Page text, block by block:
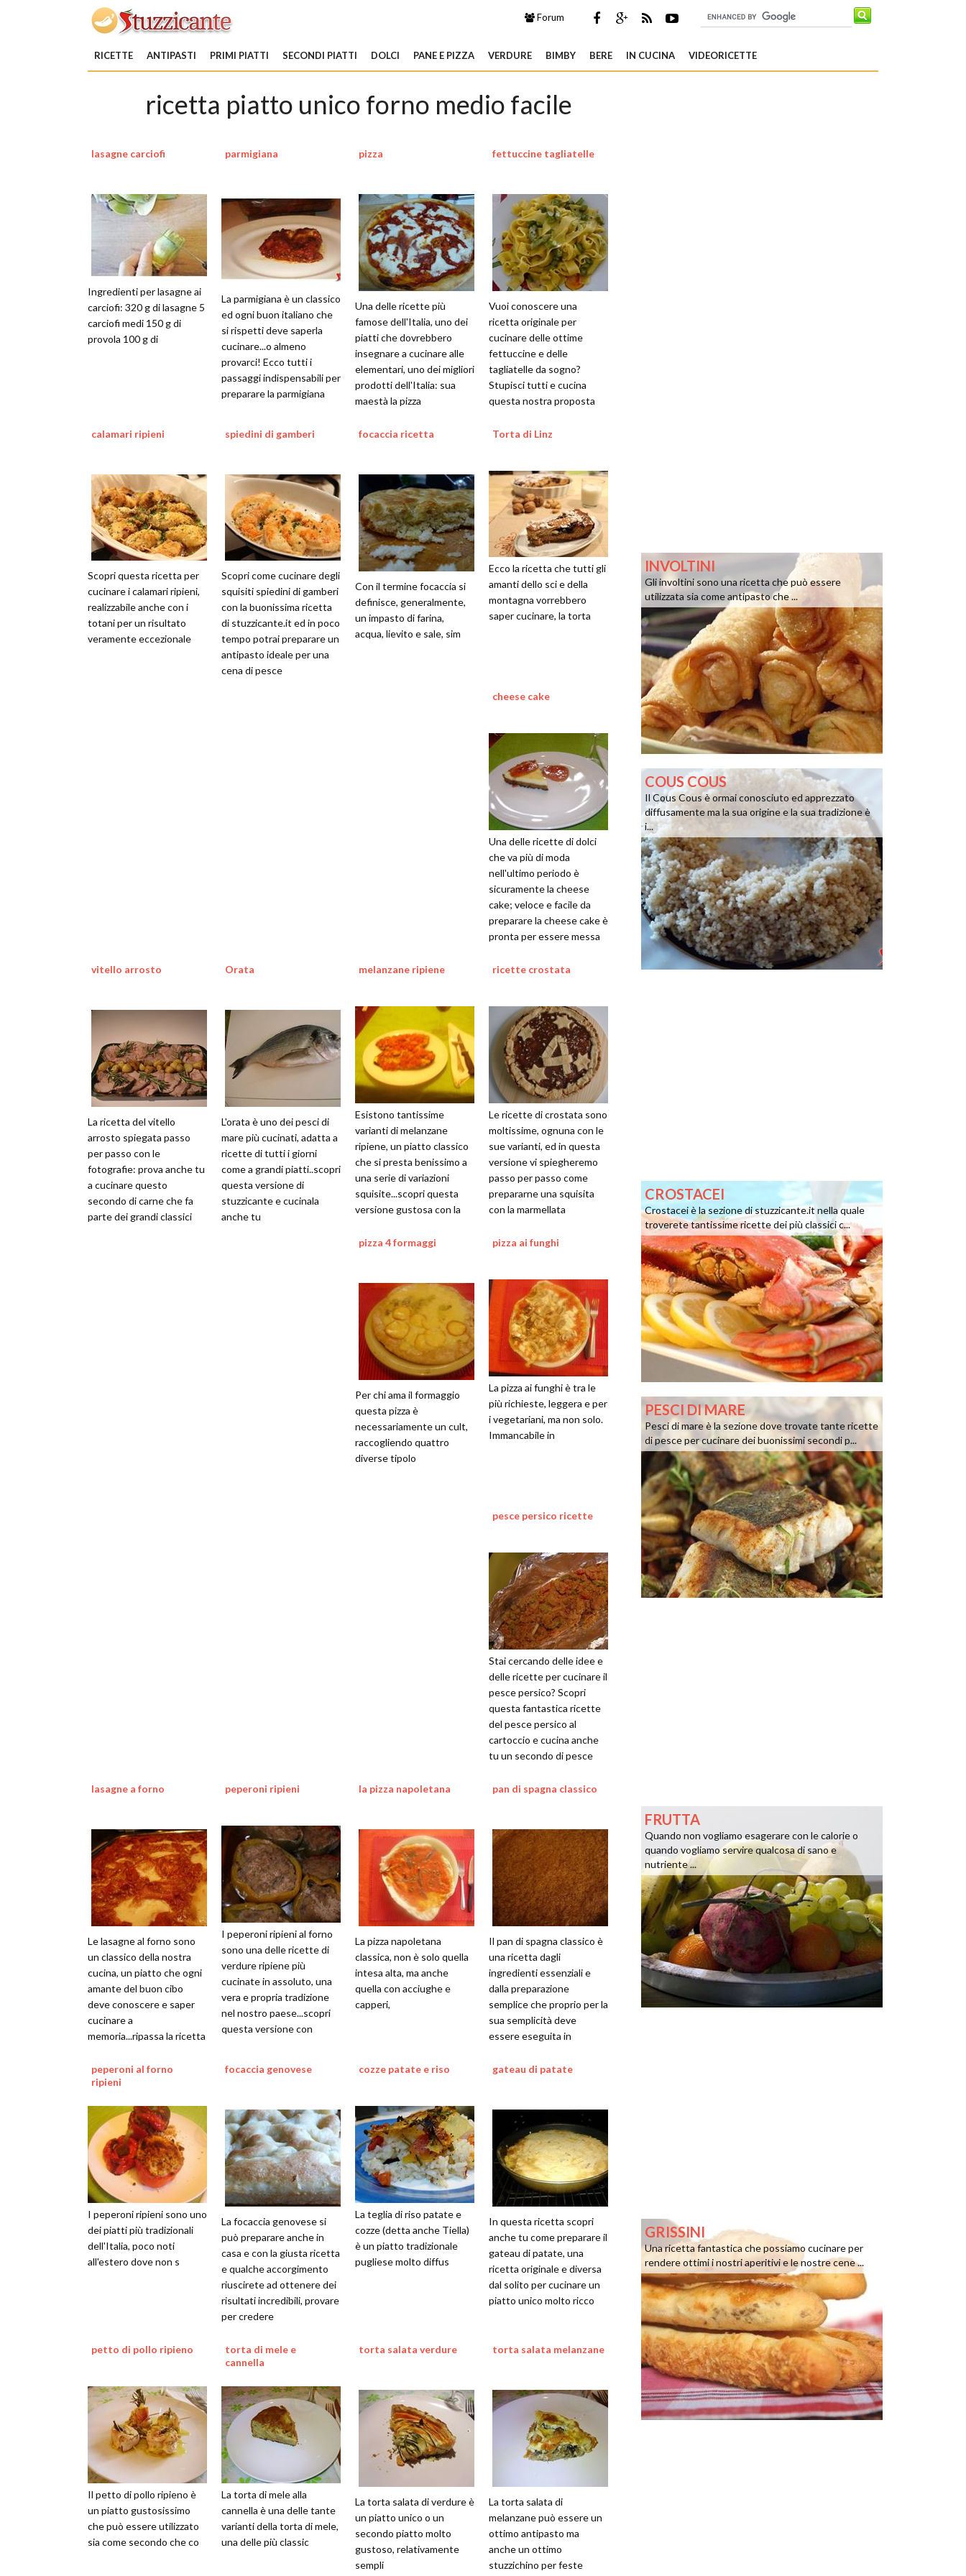
Forum
RICETTE ANTIPASTI PRIMI PIATTI SECONDI PIATTI DOLCI PANE E PIZZA VERDURE BIMBY BERE IN CUCINA VIDEORICETTE
ricetta piatto unico forno medio facile
lasagne carciofi
Ingredienti per lasagne ai
carciofi: 320 g di lasagne 5
carciofi medi 150 g di
provola 100 g di
parmigiana
La parmigiana è un classico
ed ogni buon italiano che
si rispetti deve saperla
cucinare...o almeno
provarci! Ecco tutti i
passaggi indispensabili per
preparare la parmigiana
pizza
Una delle ricette più
famose dell'Italia, uno dei
piatti che dovrebbero
insegnare a cucinare alle
elementari, uno dei migliori
prodotti dell'Italia: sua
maestà la pizza
fettuccine tagliatelle
Vuoi conoscere una
ricetta originale per
cucinare delle ottime
fettuccine e delle
tagliatelle da sogno?
Stupisci tutti e cucina
questa nostra proposta
calamari ripieni
Scopri questa ricetta per
cucinare i calamari ripieni,
realizzabile anche con i
totani per un risultato
veramente eccezionale
spiedini di gamberi
Scopri come cucinare degli
squisiti spiedini di gamberi
con la buonissima ricetta
di stuzzicante.it ed in poco
tempo potrai preparare un
antipasto ideale per una
cena di pesce
focaccia ricetta
Con il termine focaccia si
definisce, generalmente,
un impasto di farina,
acqua, lievito e sale, sim
Torta di Linz
Ecco la ricetta che tutti gli
amanti dello sci e della
montagna vorrebbero
saper cucinare, la torta
cheese cake
Una delle ricette di dolci
che va più di moda
nell'ultimo periodo è
sicuramente la cheese
cake; veloce e facile da
preparare la cheese cake è
pronta per essere messa
vitello arrosto
La ricetta del vitello
arrosto spiegata passo
per passo con le
fotografie: prova anche tu
a cucinare questo
secondo di carne che fa
parte dei grandi classici
Orata
L'orata è uno dei pesci di
mare più cucinati, adatta a
ricette di tutti i giorni
come a grandi piatti..scopri
questa versione di
stuzzicante e cucinala
anche tu
melanzane ripiene
Esistono tantissime
varianti di melanzane
ripiene, un piatto classico
che si presta benissimo a
una serie di variazioni
squisite...scopri questa
versione gustosa con la
ricette crostata
Le ricette di crostata sono
moltissime, ognuna con le
sue varianti, ed in questa
versione vi spiegheremo
passo per passo come
prepararne una squisita
con la marmellata
pizza 4 formaggi
Per chi ama il formaggio
questa pizza è
necessariamente un cult,
raccogliendo quattro
diverse tipolo
pizza ai funghi
La pizza ai funghi è tra le
più richieste, leggera e per
i vegetariani, ma non solo.
Immancabile in
pesce persico ricette
Stai cercando delle idee e
delle ricette per cucinare il
pesce persico? Scopri
questa fantastica ricette
del pesce persico al
cartoccio e cucina anche
tu un secondo di pesce
lasagne a forno
Le lasagne al forno sono
un classico della nostra
cucina, un piatto che ogni
amante del buon cibo
deve conoscere e saper
cucinare a
memoria...ripassa la ricetta
peperoni ripieni
I peperoni ripieni al forno
sono una delle ricette di
verdure ripiene più
cucinate in assoluto, una
vera e propria tradizione
nel nostro paese...scopri
questa versione con
la pizza napoletana
La pizza napoletana
classica, non è solo quella
intesa alta, ma anche
quella con acciughe e
capperi,
pan di spagna classico
Il pan di spagna classico è
una ricetta dagli
ingredienti essenziali e
dalla preparazione
semplice che proprio per la
sua semplicità deve
essere eseguita in
con noi come prepa
peperoni al forno
ripieni
I peperoni ripieni sono uno
dei piatti più tradizionali
dell'Italia, poco noti
all'estero dove non s
focaccia genovese
La focaccia genovese si
può preparare anche in
casa e con la giusta ricetta
e qualche accorgimento
riuscirete ad ottenere dei
risultati incredibili, provare
per credere
cozze patate e riso
La teglia di riso patate e
cozze (detta anche Tiella)
è un piatto tradizionale
pugliese molto diffus
gateau di patate
In questa ricetta scopri
anche tu come preparare il
gateau di patate, una
ricetta originale e diversa
dal solito per cucinare un
piatto unico molto ricco
petto di pollo ripieno
Il petto di pollo ripieno è
un piatto gustosissimo
che può essere utilizzato
sia come secondo che co
torta di mele e
cannella
La torta di mele alla
cannella è una delle tante
varianti della torta di mele,
una delle più classic
torta salata verdure
La torta salata di verdure è
un piatto unico o un
secondo piatto molto
gustoso, relativamente
sempli
torta salata melanzane
La torta salata di
melanzane può essere un
ottimo antipasto ma
anche un ottimo
stuzzichino per feste
INVOLTINI
Gli involtini sono una ricetta che può essere
utilizzata sia come antipasto che ...
COUS COUS
Il Cous Cous è ormai conosciuto ed apprezzato
diffusamente ma la sua origine e la sua tradizione è
i...
CROSTACEI
Crostacei è la sezione di stuzzicante.it nella quale
troverete tantissime ricette dei più classici c...
PESCI DI MARE
Pesci di mare è la sezione dove trovate tante ricette
di pesce per cucinare dei buonissimi secondi p...
FRUTTA
Quando non vogliamo esagerare con le calorie o
quando vogliamo servire qualcosa di sano e
nutriente ...
GRISSINI
Una ricetta fantastica che possiamo cucinare per
rendere ottimi i nostri aperitivi e le nostre cene ...